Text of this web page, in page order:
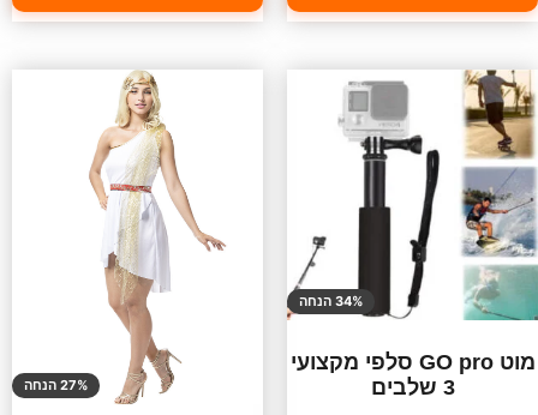
34% הנחה
מוט GO pro סלפי מקצועי
3 שלבים
27% הנחה